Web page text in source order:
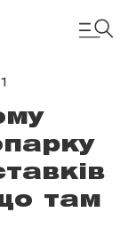
там